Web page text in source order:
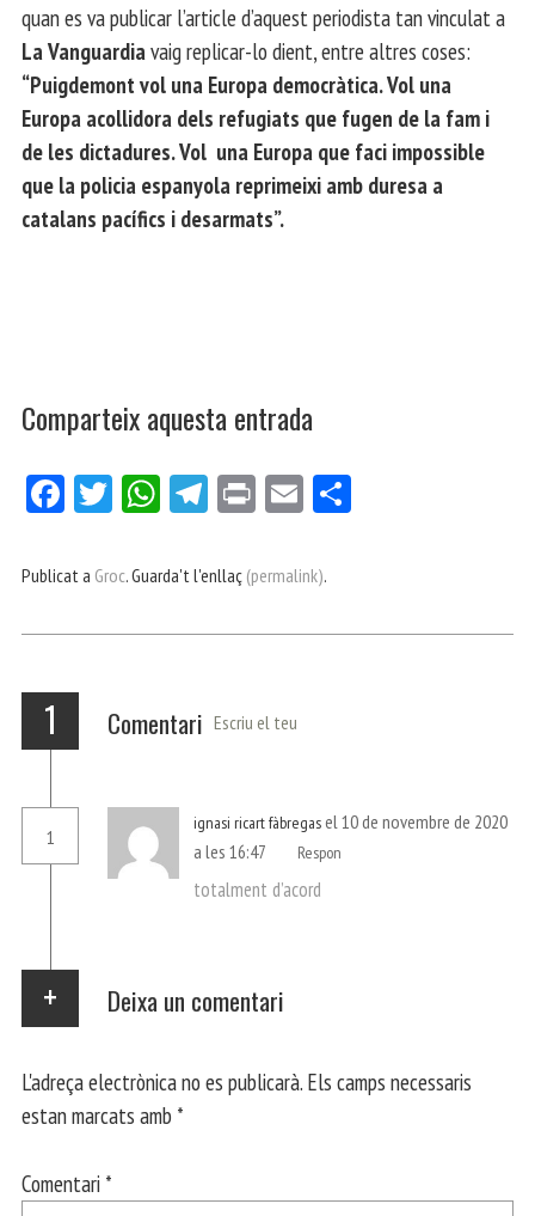
quan es va publicar l’article d’aquest periodista tan vinculat a
La Vanguardia vaig replicar-lo dient, entre altres coses:
“Puigdemont vol una Europa democràtica. Vol una
Europa acollidora dels refugiats que fugen de la fam i
de les dictadures. Vol una Europa que faci impossible
que la policia espanyola reprimeixi amb duresa a
catalans pacífics i desarmats”.
Comparteix aquesta entrada
Fa
bo
Tw
er
W
ts
p
Te
gr
m
Pri E
ail
ei
Publicat a Groc. Guarda't l'enllaç (permalink).
1 Comentari Escriu el teu
1
ignasi ricart fàbregas el 10 de novembre de 2020
a les 16:47
Respon
totalment d’acord
Deixa un comentari
L'adreça electrònica no es publicarà. Els camps necessaris
estan marcats amb *
Comentari *